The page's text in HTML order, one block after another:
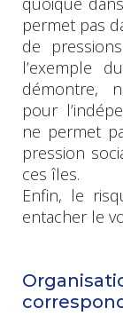
permet pas
de
l’exemple
démontre,
pour
ne permet
pression
ces îles.
Enfin, le
entacher le